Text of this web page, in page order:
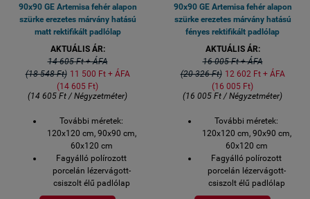
90x90 GE Artemisa fehér alapon
szürke erezetes márvány hatású
matt rektifikált padlólap
AKTUÁLIS ÁR:
14 605 Ft + ÁFA
(18 548 Ft) 11 500 Ft + ÁFA
(14 605 Ft)
(14 605 Ft / Négyzetméter)
További méretek:
120x120 cm, 90x90 cm,
60x120 cm
Fagyálló polírozott
porcelán lézervágott-
csiszolt élű padlólap
Matt márványos járólap
90x90 GE Artemisa fehér alapon
szürke erezetes márvány hatású
fényes rektifikált padlólap
AKTUÁLIS ÁR:
16 005 Ft + ÁFA
(20 326 Ft) 12 602 Ft + ÁFA
(16 005 Ft)
(16 005 Ft / Négyzetméter)
További méretek:
120x120 cm, 90x90 cm,
60x120 cm
Fagyálló polírozott
porcelán lézervágott-
csiszolt élű padlólap
Fényes márványos